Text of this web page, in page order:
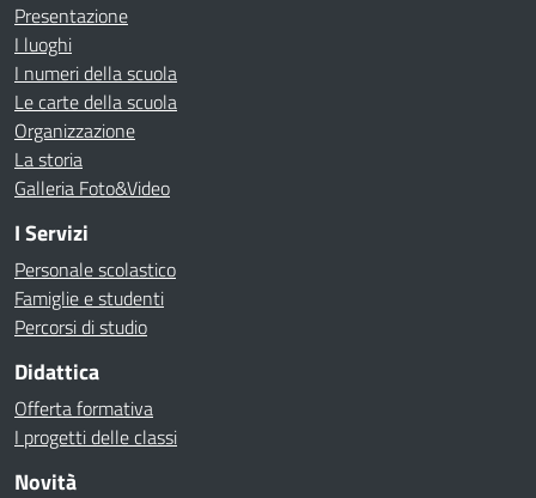
Presentazione
I luoghi
I numeri della scuola
Le carte della scuola
Organizzazione
La storia
Galleria Foto&Video
I Servizi
Personale scolastico
Famiglie e studenti
Percorsi di studio
Didattica
Offerta formativa
I progetti delle classi
Novità